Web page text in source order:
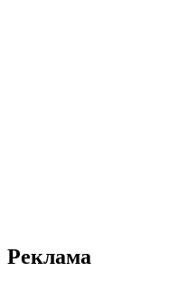
Реклама